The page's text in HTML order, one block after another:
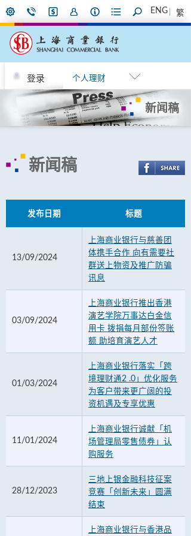
ENG 繁
登录 个人理财
新闻稿
新闻稿
发布日期 标题
13/09/2024
上海商业银行与慈善团
体携手合作 向有需要社
群送上物资及推广防骗
讯息
03/09/2024
上海商业银行推出香港
演艺学院万事达白金信
用卡 拨捐每月部份签账
额 助培育演艺人才
01/03/2024
上海商业银行落实「跨
境理财通2 .0」优化服务
为客户带来更广阔的投
资机遇及专享优惠
11/01/2024
上海商业银行诚献「机
场管理局零售债券」认
购服务
28/12/2023
三地上银金融科技征案
竞赛「创新未来」圆满
结束
上海商业银行与香港品